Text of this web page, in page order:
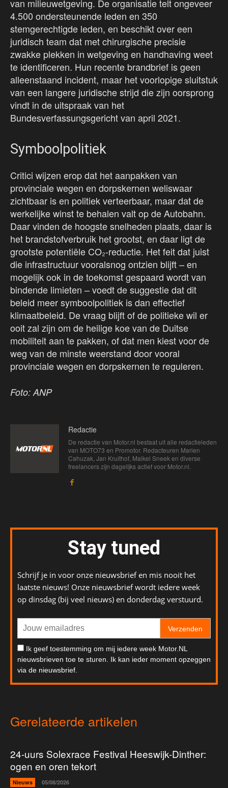
van milieuwetgeving. De organisatie telt ongeveer
4.500 ondersteunende leden en 350
stemgerechtigde leden, en beschikt over een
juridisch team dat met chirurgische precisie
zwakke plekken in wetgeving en handhaving weet
te identificeren. Hun recente brandbrief is geen
alleenstaand incident, maar het voorlopige sluitstuk
van een langere juridische strijd die zijn oorsprong
vindt in de uitspraak van het
Bundesverfassungsgericht van april 2021.
Symboolpolitiek
Critici wijzen erop dat het aanpakken van
provinciale wegen en dorpskernen weliswaar
zichtbaar is en politiek verteerbaar, maar dat de
werkelijke winst te behalen valt op de Autobahn.
Daar vinden de hoogste snelheden plaats, daar is
het brandstofverbruik het grootst, en daar ligt de
grootste potentiële CO₂-reductie. Het feit dat juist
die infrastructuur vooralsnog ontzien blijft – en
mogelijk ook in de toekomst gespaard wordt van
bindende limieten – voedt de suggestie dat dit
beleid meer symboolpolitiek is dan effectief
klimaatbeleid. De vraag blijft of de politieke wil er
ooit zal zijn om de heilige koe van de Duitse
mobiliteit aan te pakken, of dat men kiest voor de
weg van de minste weerstand door vooral
provinciale wegen en dorpskernen te reguleren.
Foto: ANP
Redactie
De redactie van Motor.nl bestaat uit alle redactieleden
van MOTO73 en Promotor. Redacteuren Marien
Cahuzak, Jan Kruithof, Maikel Sneek en diverse
freelancers zijn dagelijks actief voor Motor.nl.
Stay tuned
Schrijf je in voor onze nieuwsbrief en mis nooit het
laatste nieuws! Onze nieuwsbrief wordt iedere week
op dinsdag (bij veel nieuws) en donderdag verstuurd.
Verzenden
Ik geef toestemming om mij iedere week Motor.NL
nieuwsbrieven toe te sturen. Ik kan ieder moment opzeggen
via de nieuwsbrief.
Gerelateerde artikelen
24-uurs Solexrace Festival Heeswijk-Dinther:
ogen en oren tekort
Nieuws 05/08/2026